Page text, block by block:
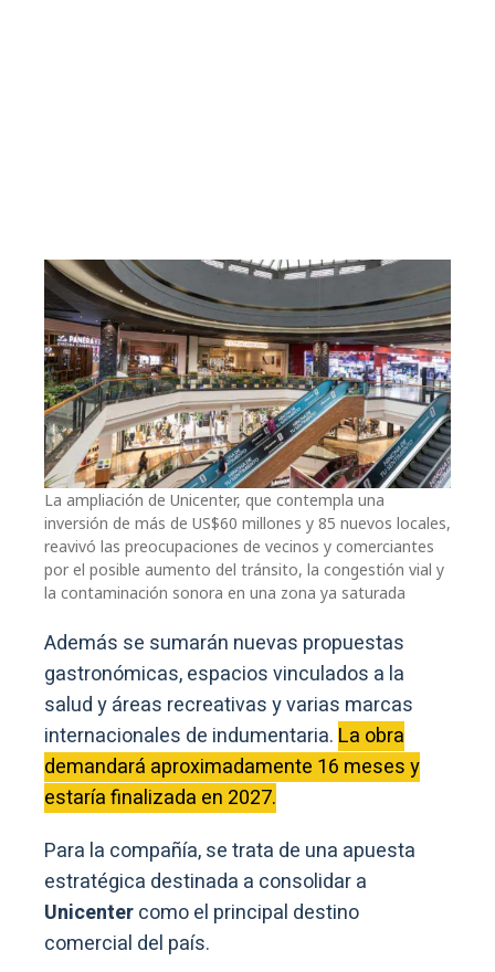
La ampliación de Unicenter, que contempla una
inversión de más de US$60 millones y 85 nuevos locales,
reavivó las preocupaciones de vecinos y comerciantes
por el posible aumento del tránsito, la congestión vial y
la contaminación sonora en una zona ya saturada
Además se sumarán nuevas propuestas
gastronómicas, espacios vinculados a la
salud y áreas recreativas y varias marcas
internacionales de indumentaria. La obra
demandará aproximadamente 16 meses y
estaría finalizada en 2027.
Para la compañía, se trata de una apuesta
estratégica destinada a consolidar a
Unicentercomo el principal destino
comercial del país.